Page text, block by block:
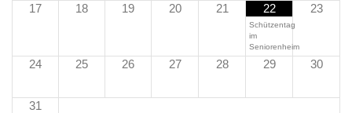
17 18 19 20 21 22
Schützentag
im
Seniorenheim
23
24 25 26 27 28 29 30
31